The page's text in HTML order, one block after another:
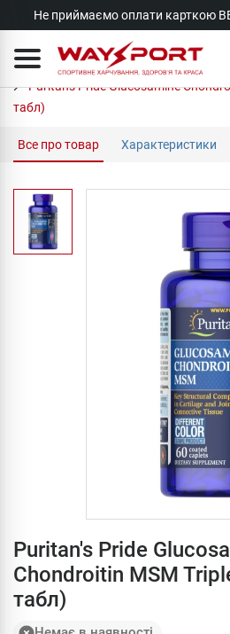
Не приймаємо оплати карткою
Puritan's Pride Glucosamine
табл)
Все про товар Характеристики
Puritan's Pride
Chondroitin MSM
табл)